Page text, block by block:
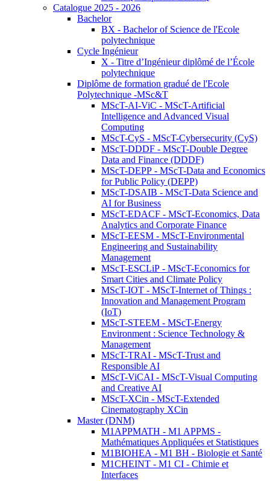
Catalogue 2025 - 2026
Bachelor
BX - Bachelor of Science de l'Ecole
polytechnique
Cycle Ingénieur
X - Titre d’Ingénieur diplômé de l’École
polytechnique
Diplôme de formation gradué de l'Ecole
Polytechnique -MSc&T
MScT-AI-ViC - MScT-Artificial
Intelligence and Advanced Visual
Computing
MScT-CyS - MScT-Cybersecurity (CyS)
MScT-DDDF - MScT-Double Degree
Data and Finance (DDDF)
MScT-DEPP - MScT-Data and Economics
for Public Policy (DEPP)
MScT-DSAIB - MScT-Data Science and
AI for Business
MScT-EDACF - MScT-Economics, Data
Analytics and Corporate Finance
MScT-EESM - MScT-Environmental
Engineering and Sustainability
Management
MScT-ESCLiP - MScT-Economics for
Smart Cities and Climate Policy
MScT-IOT - MScT-Internet of Things :
Innovation and Management Program
(IoT)
MScT-STEEM - MScT-Energy
Environment : Science Technology &
Management
MScT-TRAI - MScT-Trust and
Responsible AI
MScT-ViCAI - MScT-Visual Computing
and Creative AI
MScT-XCin - MScT-Extended
Cinematography XCin
Master (DNM)
M1APPMATH - M1 APPMS -
Mathématiques Appliquées et Statistiques
M1BIOHEA - M1 BH - Biologie et Santé
M1CHEINT - M1 CI - Chimie et
Interfaces